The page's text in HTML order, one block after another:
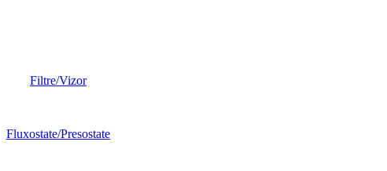
Filtre/Vizor
Fluxostate/Presostate